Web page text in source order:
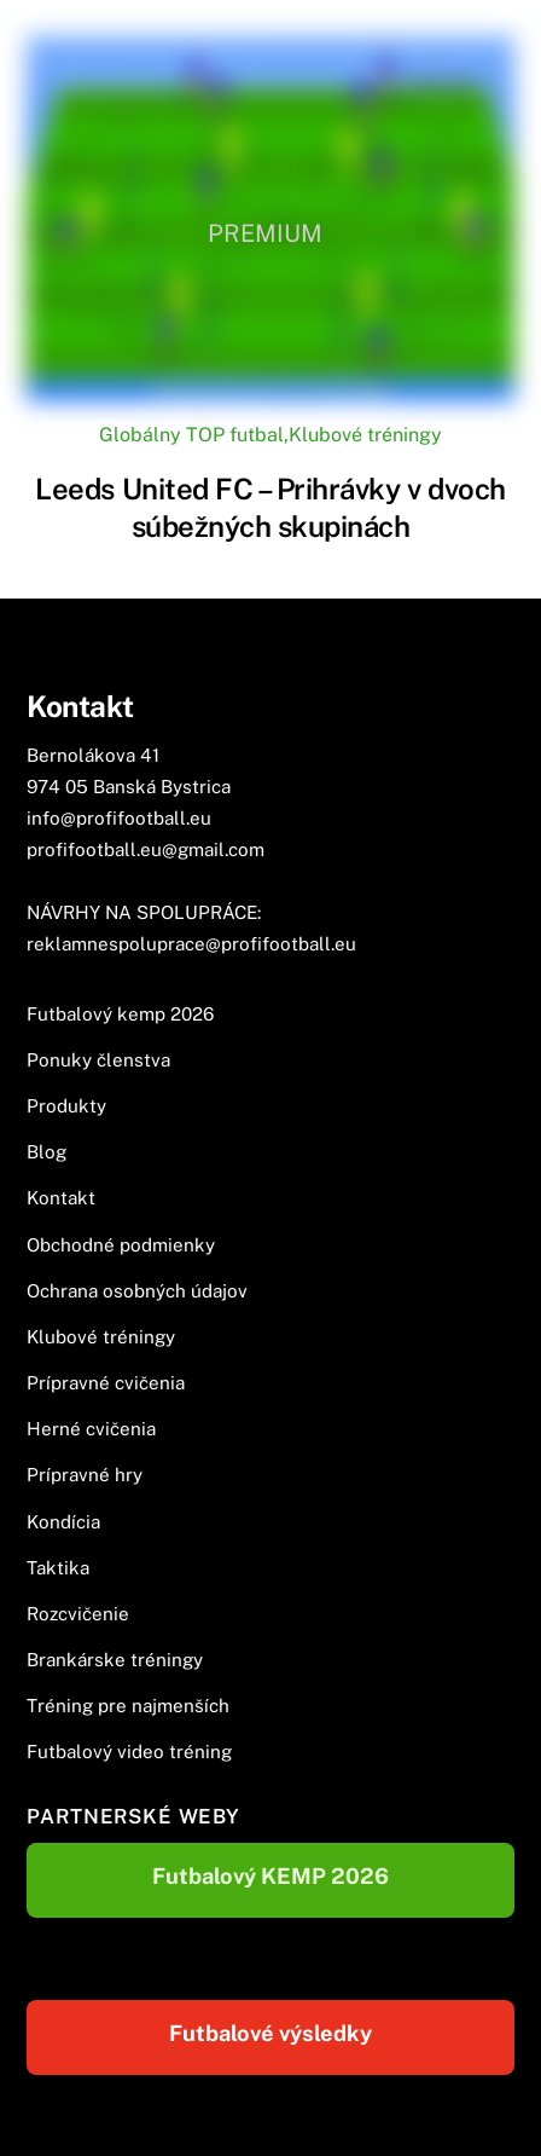
PREMIUM
Globálny TOP futbal,Klubové tréningy
Leeds United FC – Prihrávky v dvoch
súbežných skupinách
Kontakt
Bernolákova 41
974 05 Banská Bystrica
info@profifootball.eu
profifootball.eu@gmail.com
NÁVRHY NA SPOLUPRÁCE:
reklamnespoluprace@profifootball.eu
Futbalový kemp 2026
Ponuky členstva
Produkty
Blog
Kontakt
Obchodné podmienky
Ochrana osobných údajov
Klubové tréningy
Prípravné cvičenia
Herné cvičenia
Prípravné hry
Kondícia
Taktika
Rozcvičenie
Brankárske tréningy
Tréning pre najmenších
Futbalový video tréning
PARTNERSKÉ WEBY
Futbalový KEMP 2026
Futbalové výsledky